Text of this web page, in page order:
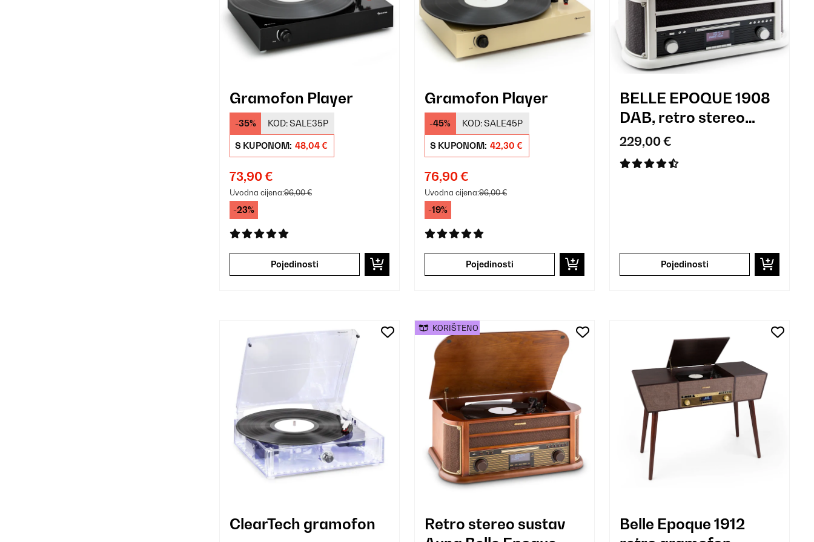
Gramofon Player
-35% KOD: SALE35P
S KUPONOM: 48,04 €
73,90 €
Uvodna cijena:96,00 €
-23%
Pojedinosti
Gramofon Player
-45% KOD: SALE45P
S KUPONOM: 42,30 €
76,90 €
Uvodna cijena:96,00 €
-19%
Pojedinosti
BELLE EPOQUE 1908
DAB, retro stereo
sustav, gramofon,
DAB +, Bluetooth, bijeli
229,00 €
Pojedinosti
ClearTech gramofon
Retro stereo sustav
KORIŠTENO
Belle Epoque 1912